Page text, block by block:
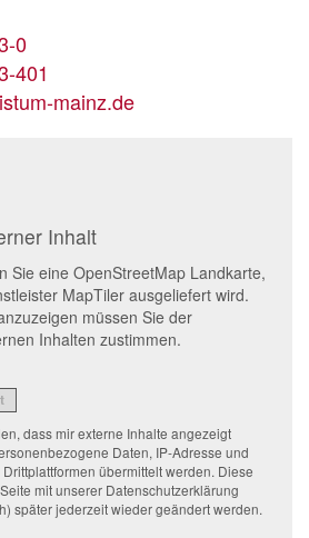
0
401
mainz.de
Inhalt
Sie eine OpenStreetMap Landkarte,
MapTiler ausgeliefert wird.
müssen Sie der
Inhalten zustimmen.
dass mir externe Inhalte angezeigt
Daten, IP-Adresse und
übermittelt werden. Diese
mit unserer Datenschutzerklärung
später jederzeit wieder geändert werden.